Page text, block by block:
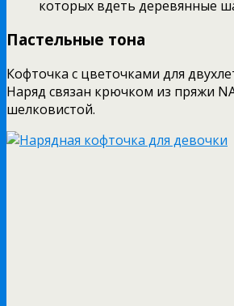
которых вдеть деревянные
Пастельные тона
Кофточка с цветочками для
Наряд связан крючком из пряжи
шелковистой.